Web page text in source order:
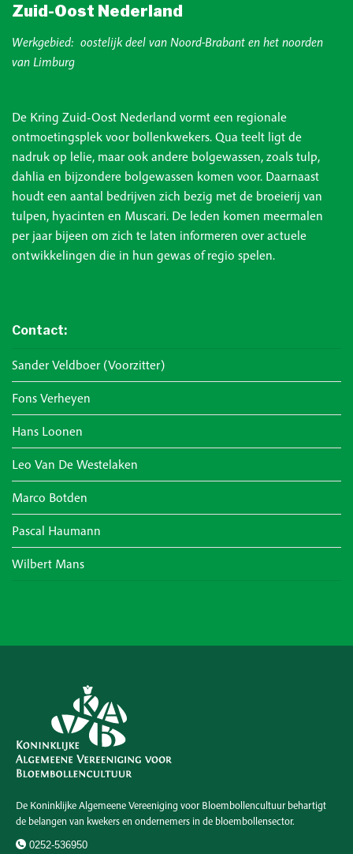
Zuid-Oost Nederland
Werkgebied: oostelijk deel van Noord-Brabant en het noorden
van Limburg
De Kring Zuid-Oost Nederland vormt een regionale
ontmoetingsplek voor bollenkwekers. Qua teelt ligt de
nadruk op lelie, maar ook andere bolgewassen, zoals tulp,
dahlia en bijzondere bolgewassen komen voor. Daarnaast
houdt een aantal bedrijven zich bezig met de broeierij van
tulpen, hyacinten en Muscari. De leden komen meermalen
per jaar bijeen om zich te laten informeren over actuele
ontwikkelingen die in hun gewas of regio spelen.
Contact:
Sander Veldboer (voorzitter)
Fons Verheyen
Hans Loonen
Leo Van De Westelaken
Marco Botden
Pascal Haumann
Wilbert Mans
De Koninklijke Algemeene Vereeniging voor Bloembollencultuur behartigt
de belangen van kwekers en ondernemers in de bloembollensector.
0252-536950